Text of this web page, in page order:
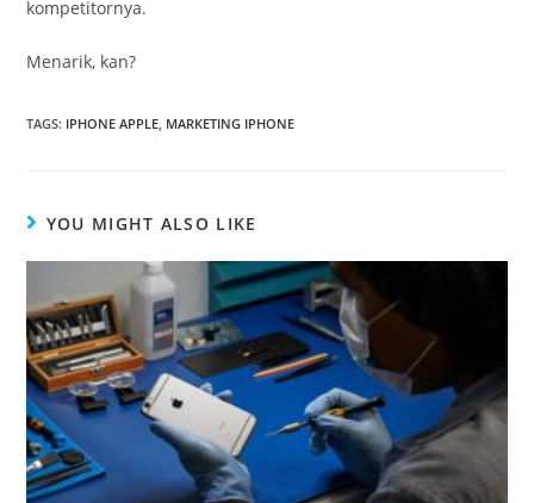
kompetitornya.
Menarik, kan?
TAGS: IPHONE APPLE, MARKETING IPHONE
YOU MIGHT ALSO LIKE